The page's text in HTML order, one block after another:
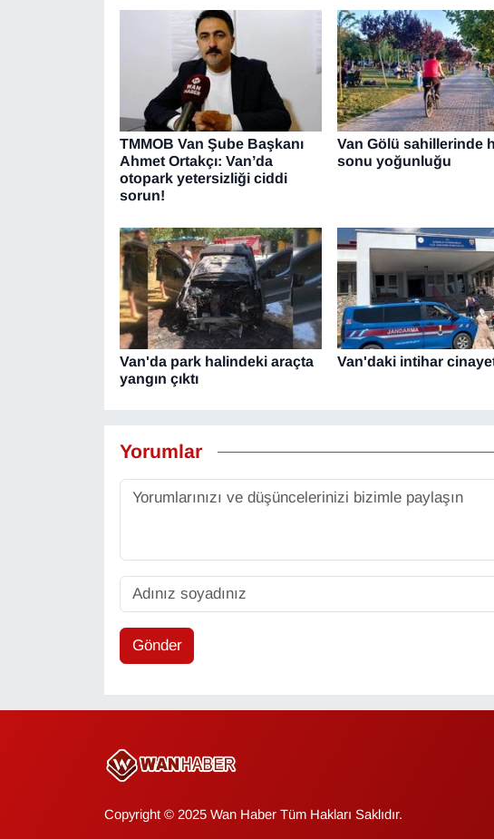
TMMOB Van Şube Başkanı
Ahmet Ortakçı: Van’da
otopark yetersizliği ciddi
sorun!
Van Gölü sahillerinde
sonu yoğunluğu
Van'da park halindeki araçta
yangın çıktı
Van'daki intihar cinayet
Yorumlar
Gönder
Copyright © 2025 Wan Haber Tüm Hakları Saklıdır.